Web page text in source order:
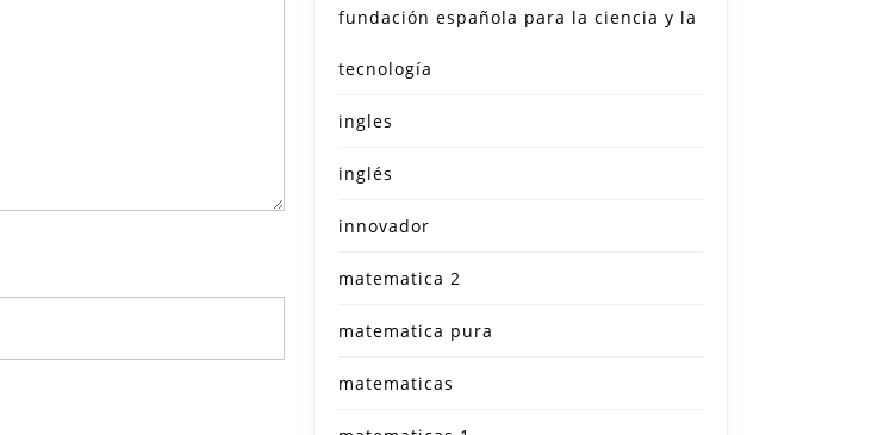
fundación española para la ciencia y la
tecnología
ingles
inglés
innovador
matematica 2
matematica pura
matematicas